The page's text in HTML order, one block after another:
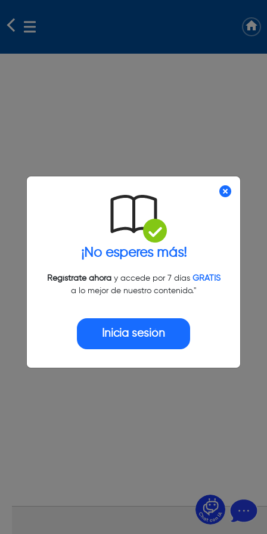
¡No esperes más!
Regístrate ahoray accede por 7 días GRATIS
a lo mejor de nuestro contenido."
Inicia sesión